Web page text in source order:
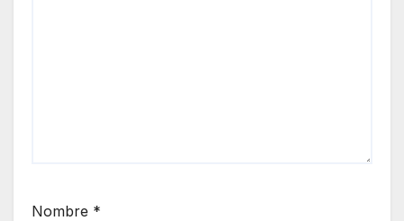
Nombre *